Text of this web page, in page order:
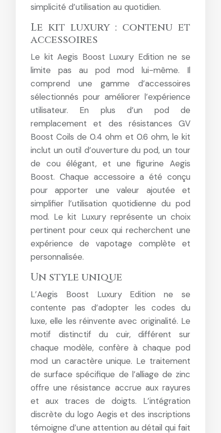
simplicité d’utilisation au quotidien.
Le kit luxury : contenu et
accessoires
Le kit Aegis Boost Luxury Edition ne se
limite pas au pod mod lui-même. Il
comprend une gamme d’accessoires
sélectionnés pour améliorer l’expérience
utilisateur. En plus d’un pod de
remplacement et des résistances GV
Boost Coils de 0.4 ohm et 0.6 ohm, le kit
inclut un outil d’ouverture du pod, un tour
de cou élégant, et une figurine Aegis
Boost. Chaque accessoire a été conçu
pour apporter une valeur ajoutée et
simplifier l’utilisation quotidienne du pod
mod. Le kit Luxury représente un choix
pertinent pour ceux qui recherchent une
expérience de vapotage complète et
personnalisée.
Un style unique
L’Aegis Boost Luxury Edition ne se
contente pas d’adopter les codes du
luxe, elle les réinvente avec originalité. Le
motif distinctif du cuir, différent sur
chaque modèle, confère à chaque pod
mod un caractère unique. Le traitement
de surface spécifique de l’alliage de zinc
offre une résistance accrue aux rayures
et aux traces de doigts. L’intégration
discrète du logo Aegis et des inscriptions
témoigne d’une attention au détail qui fait